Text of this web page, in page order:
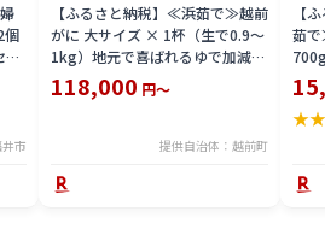
個
イ
市
【ふるさと納税】≪浜茹で≫越前
がに 大サイズ × 1杯（生で0.9〜
1kg）地元で喜ばれるゆで加減・
塩加減で越前の港から直送！【雄
ズワイガニ ずわいがに 越前ガニ
送分】希望日指定可 備考欄に希
x004_02]
118,000 円～
提供自治体：越前町
【
茹
付
ボ
分
★